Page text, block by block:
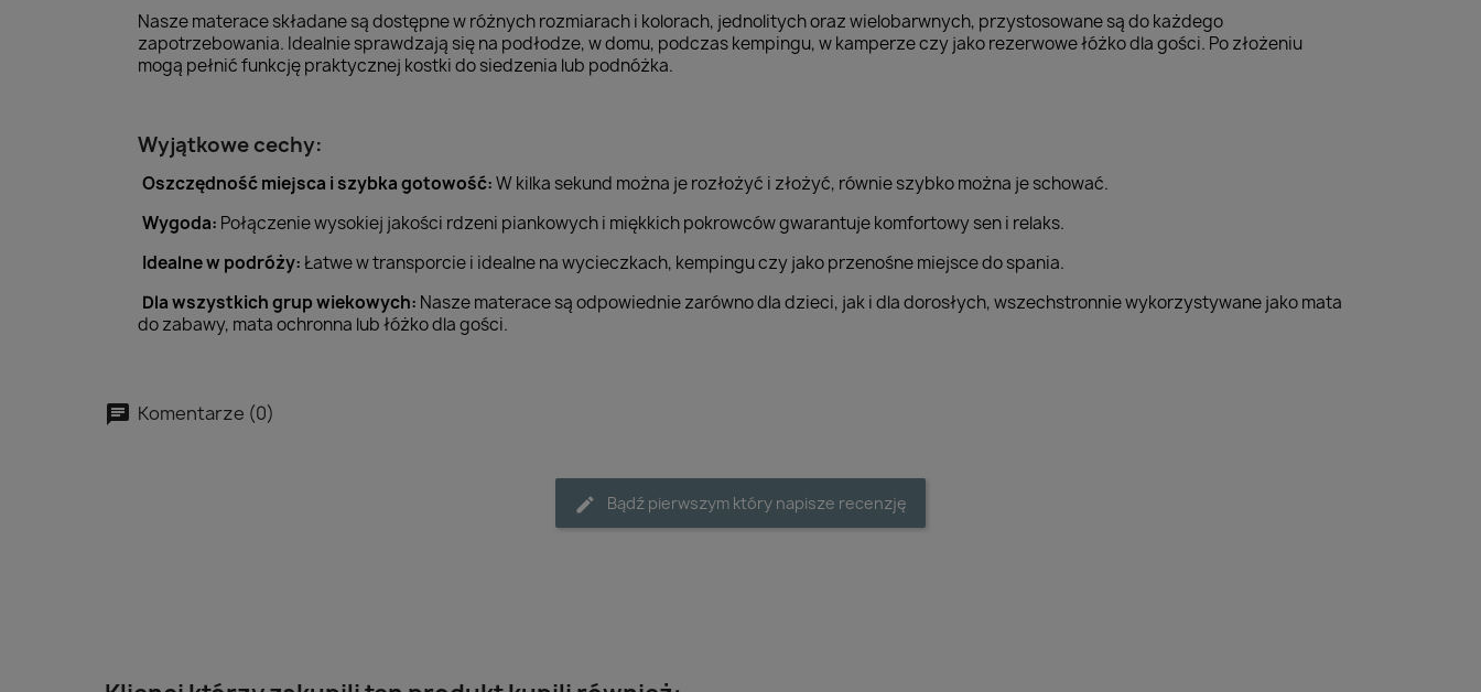
Nasze materace składane są dostępne w różnych rozmiarach i kolorach, jednolitych oraz wielobarwnych, przystosowane są do każdego
zapotrzebowania. Idealnie sprawdzają się na podłodze, w domu, podczas kempingu, w kamperze czy jako rezerwowe łóżko dla gości. Po złożeniu
mogą pełnić funkcję praktycznej kostki do siedzenia lub podnóżka.
Wyjątkowe cechy:
Oszczędność miejsca i szybka gotowość:W kilka sekund można je rozłożyć i złożyć, równie szybko można je schować.
Wygoda: Połączenie wysokiej jakości rdzeni piankowych i miękkich pokrowców gwarantuje komfortowy sen i relaks.
Idealne w podróży:Łatwe w transporcie i idealne na wycieczkach, kempingu czy jako przenośne miejsce do spania.
Dla wszystkich grup wiekowych: Nasze materace są odpowiednie zarówno dla dzieci, jak i dla dorosłych, wszechstronnie wykorzystywane jako mata
do zabawy, mata ochronna lub łóżko dla gości.
Komentarze (0)
Bądź pierwszym który napisze recenzję